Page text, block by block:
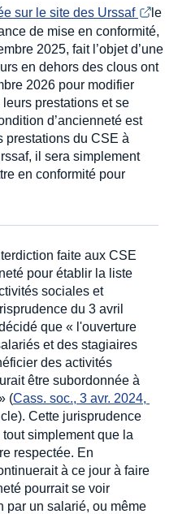
sur le site des Urssaf
le
de mise en conformité,
2025, fait l’objet d’une
en dehors des clous ont
2026 pour modifier
prestations et se
d’ancienneté est
prestations du CSE à
il sera simplement
en conformité pour
faite aux CSE
pour établir la liste
sociales et
du 3 avril
que « l'ouverture
et des stagiaires
des activités
être subordonnée à
(Cass. soc., 3 avr. 2024,
Cette jurisprudence
simplement que la
respectée. En
à ce jour à faire
pourrait se voir
par un salarié, ou même